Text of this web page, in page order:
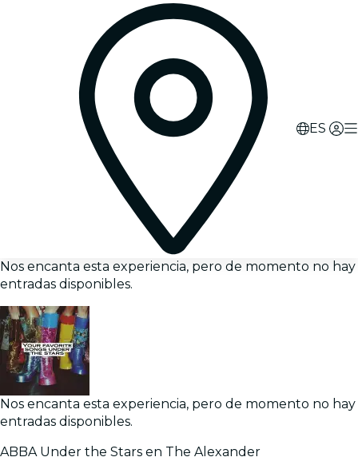
ES
Nos encanta esta experiencia, pero de momento no hay
entradas disponibles.
Nos encanta esta experiencia, pero de momento no hay
entradas disponibles.
ABBA Under the Stars en The Alexander